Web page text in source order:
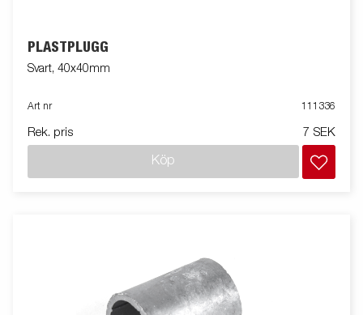
PLASTPLUGG
Svart, 40x40mm
Art nr 111336
Rek. pris 7 SEK
Köp